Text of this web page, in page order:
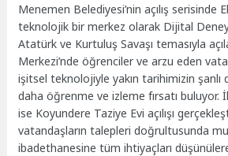
Menemen Belediyesi’nin açılış serisinde
teknolojik bir merkez olarak Dijital
Atatürk ve Kurtuluş Savaşı temasıyla
Merkezi’nde öğrenciler ve arzu eden
işitsel teknolojiyle yakın tarihimizin şanlı
daha öğrenme ve izleme fırsatı buluyor.
ise Koyundere Taziye Evi açılışı
vatandaşların talepleri doğrultusunda
ibadethanesine tüm ihtiyaçları